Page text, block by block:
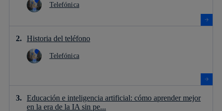
Telefónica
Historia del teléfono
Telefónica
Educación e inteligencia artificial: cómo aprender mejor
en la era de la IA sin pe...